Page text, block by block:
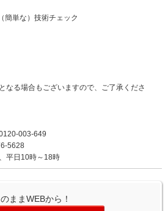
簡単な）技術チェック
なる場合もございますので、ご了承くださ
003-649
5628
平日10時～18時
ままWEBから！